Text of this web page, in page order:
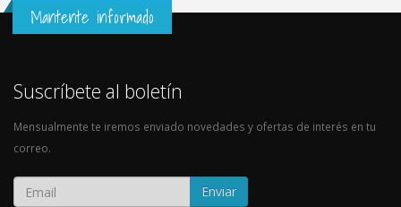
Mantente informado
Suscríbete al boletín
Mensualmente te iremos enviado novedades y ofertas de interés en tu
correo.
Enviar